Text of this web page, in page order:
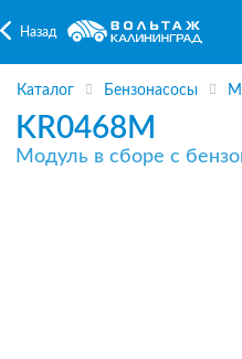
Назад
Каталог Бензонасосы
KR0468M
Модуль в сборе с